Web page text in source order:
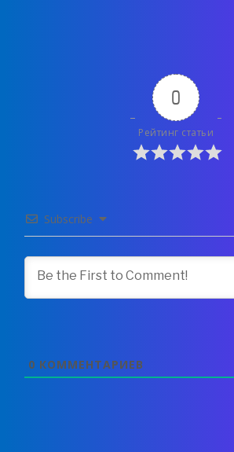
0
Рейтинг статьи
Subscribe
0 КОММЕНТАРИЕВ